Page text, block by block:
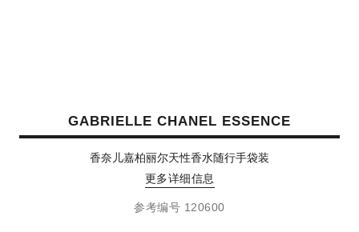
GABRIELLE CHANEL ESSENCE
香奈儿嘉柏丽尔天性香水随行手袋装
更多详细信息
参考编号 120600